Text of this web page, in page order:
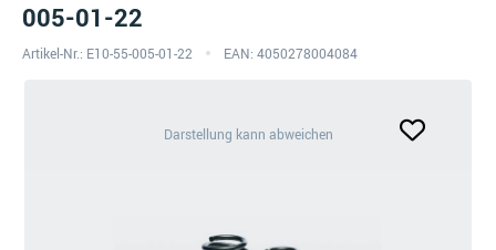
005-01-22
Artikel-Nr.: E10-55-005-01-22 EAN: 4050278004084
Darstellung kann abweichen